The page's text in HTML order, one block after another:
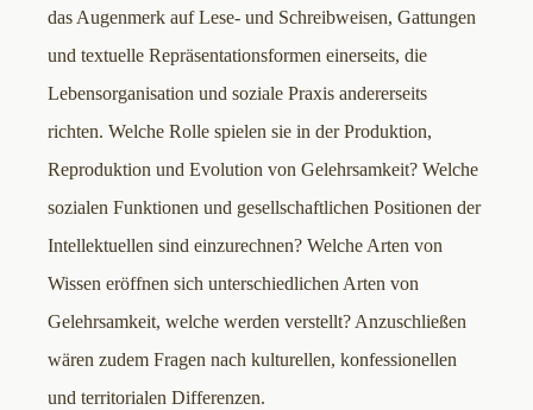
das Augenmerk auf Lese- und Schreibweisen, Gattungen
und textuelle Repräsentationsformen einerseits, die
Lebensorganisation und soziale Praxis andererseits
richten. Welche Rolle spielen sie in der Produktion,
Reproduktion und Evolution von Gelehrsamkeit? Welche
sozialen Funktionen und gesellschaftlichen Positionen der
Intellektuellen sind einzurechnen? Welche Arten von
Wissen eröffnen sich unterschiedlichen Arten von
Gelehrsamkeit, welche werden verstellt? Anzuschließen
wären zudem Fragen nach kulturellen, konfessionellen
und territorialen Differenzen.